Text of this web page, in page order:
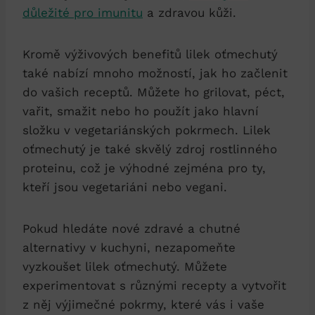
důležité pro imunitu a zdravou kůži.
Kromě výživových benefitů lilek oťmechutý
také nabízí mnoho možností, jak ho začlenit
do vašich receptů. Můžete ho grilovat, péct,
vařit, smažit nebo ho použít jako hlavní
složku v vegetariánských pokrmech. Lilek
oťmechutý je také skvělý zdroj rostlinného
proteinu, což je výhodné zejména pro ty,
kteří jsou vegetariáni nebo vegani.
Pokud hledáte nové zdravé a chutné
alternativy v kuchyni, nezapomeňte
vyzkoušet lilek oťmechutý. Můžete
experimentovat s různými recepty a vytvořit
z něj výjimečné pokrmy, které vás i vaše